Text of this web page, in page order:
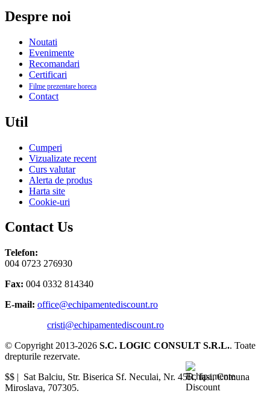
Despre noi
Noutati
Evenimente
Recomandari
Certificari
Filme prezentare horeca
Contact
Util
Cumperi
Vizualizate recent
Curs valutar
Alerta de produs
Harta site
Cookie-uri
Contact Us
Telefon:
004 0723 276930
Fax: 004 0332 814340
E-mail: office@echipamentediscount.ro
cristi@echipamentediscount.ro
© Copyright 2013-2026 S.C. LOGIC CONSULT S.R.L.. Toate
drepturile rezervate.
$$ | Sat Balciu, Str. Biserica Sf. Neculai, Nr. 45R,Iasi,Comuna
Miroslava, 707305.